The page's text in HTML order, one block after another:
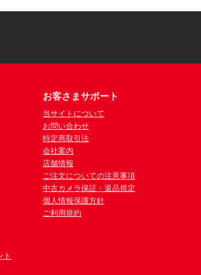
ト
お客さまサポート
当サイトについて
お問い合わせ
特定商取引法
会社案内
店舗情報
ご注文についての注意事項
中古カメラ保証・返品規定
個人情報保護方針
ご利用規約